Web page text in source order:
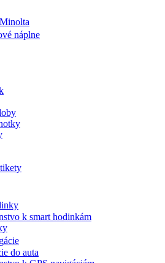
náplne
k smart hodinkám
do auta